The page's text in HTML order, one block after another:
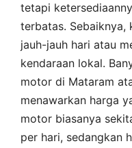
tetapi
terbatas. Sebaiknya,
jauh-jauh hari atau
kendaraan lokal.
motor di Mataram
menawarkan harga
motor biasanya
per hari, sedangkan